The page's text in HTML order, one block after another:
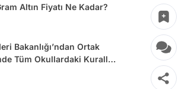
Altın Fiyatı Ne Kadar?
Bakanlığı’ndan Ortak
Tüm Okullardaki Kurallar